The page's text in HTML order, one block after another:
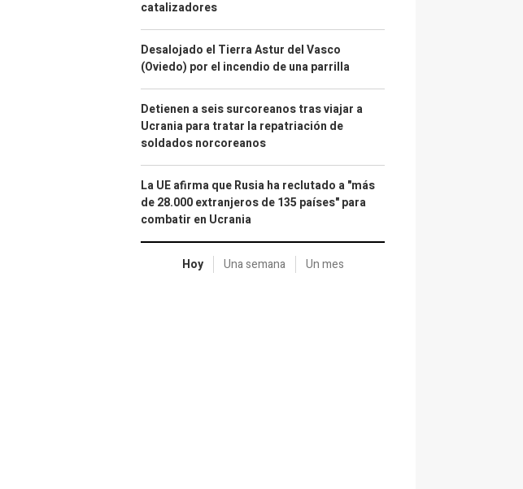
catalizadores
Desalojado el Tierra Astur del Vasco
(Oviedo) por el incendio de una parrilla
Detienen a seis surcoreanos tras viajar a
Ucrania para tratar la repatriación de
soldados norcoreanos
La UE afirma que Rusia ha reclutado a "más
de 28.000 extranjeros de 135 países" para
combatir en Ucrania
Hoy Una semana Un mes